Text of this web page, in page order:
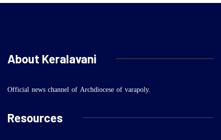
About Keralavani
Official news channel of Archdiocese of varapoly.
Resources